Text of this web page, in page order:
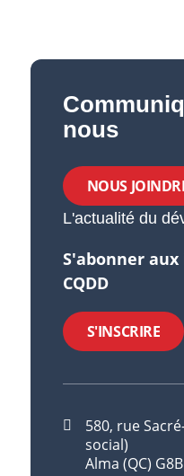
nous
NOUS
L'actualité du
S'abonner
CQDD
S'INSCRIRE
580, rue
social)
Alma (QC)